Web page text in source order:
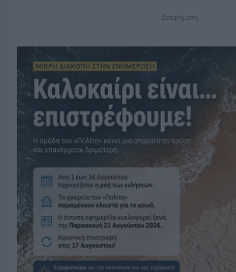
Διαφήμιση